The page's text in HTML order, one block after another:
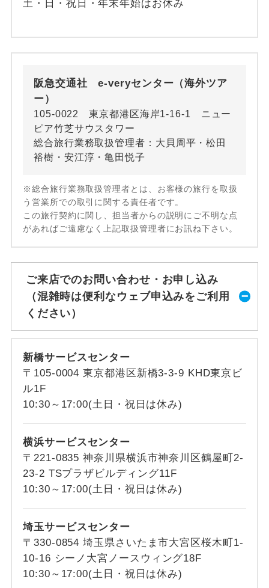
土・日・祝日・年末年始はお休み
阪急交通社 e-veryセンター（海外ツア
ー）
105-0022 東京都港区海岸1-16-1 ニュー
ピア竹芝サウスタワー
総合旅行業務取扱管理者：大貝周平・松田
裕樹・安江淳・亀田悦子
※総合旅行業務取扱管理者とは、お客様の旅行を取扱
う営業所での取引に関する責任者です。
この旅行契約に関し、担当者からの説明にご不明な点
があればご遠慮なく上記取扱管理者にお訊ね下さい。
ご来店でのお問い合わせ・お申し込み
（混雑時は便利なウェブ申込みをご利用
ください）
新橋サービスセンター
〒105-0004 東京都港区新橋3-3-9 KHD東京ビ
ル1F
10:30～17:00(土日・祝日は休み)
横浜サービスセンター
〒221-0835 神奈川県横浜市神奈川区鶴屋町2-
23-2 TSプラザビルディング11F
10:30～17:00(土日・祝日は休み)
埼玉サービスセンター
〒330-0854 埼玉県さいたま市大宮区桜木町1-
10-16 シーノ大宮ノースウィング18F
10:30～17:00(土日・祝日は休み)